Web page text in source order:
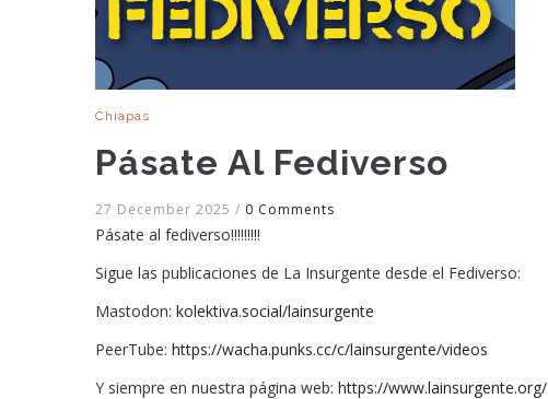
Chiapas
Pásate Al Fediverso
27 December 2025 / 0 Comments
Pásate al fediverso!!!!!!!!!
Sigue las publicaciones de La Insurgente desde el Fediverso:
Mastodon: kolektiva.social/lainsurgente
PeerTube: https://wacha.punks.cc/c/lainsurgente/videos
Y siempre en nuestra página web: https://www.lainsurgente.org/